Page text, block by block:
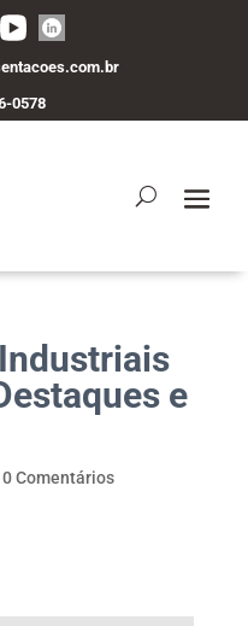
0578
e
0 Comentários